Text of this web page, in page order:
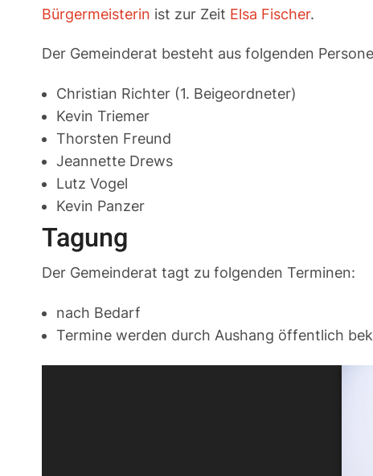
Bürgermeisterin ist zur Zeit Elsa Fischer.
Der Gemeinderat besteht aus folgenden
Christian Richter (1. Beigeordneter)
Kevin Triemer
Thorsten Freund
Jeannette Drews
Lutz Vogel
Kevin Panzer
Tagung
Der Gemeinderat tagt zu folgenden Terminen:
nach Bedarf
Termine werden durch Aushang öffentlich